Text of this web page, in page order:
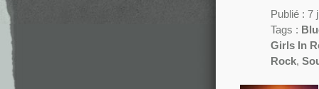
Publié : 7
Tags :
Girls In
Rock,